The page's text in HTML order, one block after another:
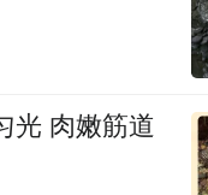
光 肉嫩筋道